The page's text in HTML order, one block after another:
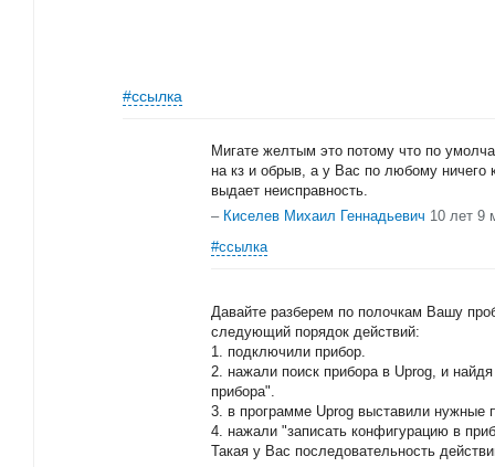
#ссылка
Мигате желтым это потому что по
на кз и обрыв, а у Вас по любому
выдает неисправность.
– Киселев Михаил Геннадьевич 10 лет 9
#ссылка
Давайте разберем по полочкам Вашу
следующий порядок действий:
1. подключили прибор.
2. нажали поиск прибора в Uprog, и
прибора".
3. в программе Uprog выставили нужные
4. нажали "записать конфигурацию в
Такая у Вас последовательность